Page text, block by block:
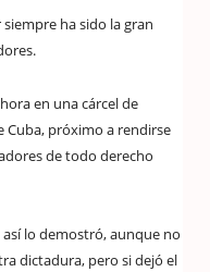
ha sido la gran
en una cárcel de
Cuba, próximo a rendirse
de todo derecho
lo demostró, aunque no
dictadura, pero si dejó el